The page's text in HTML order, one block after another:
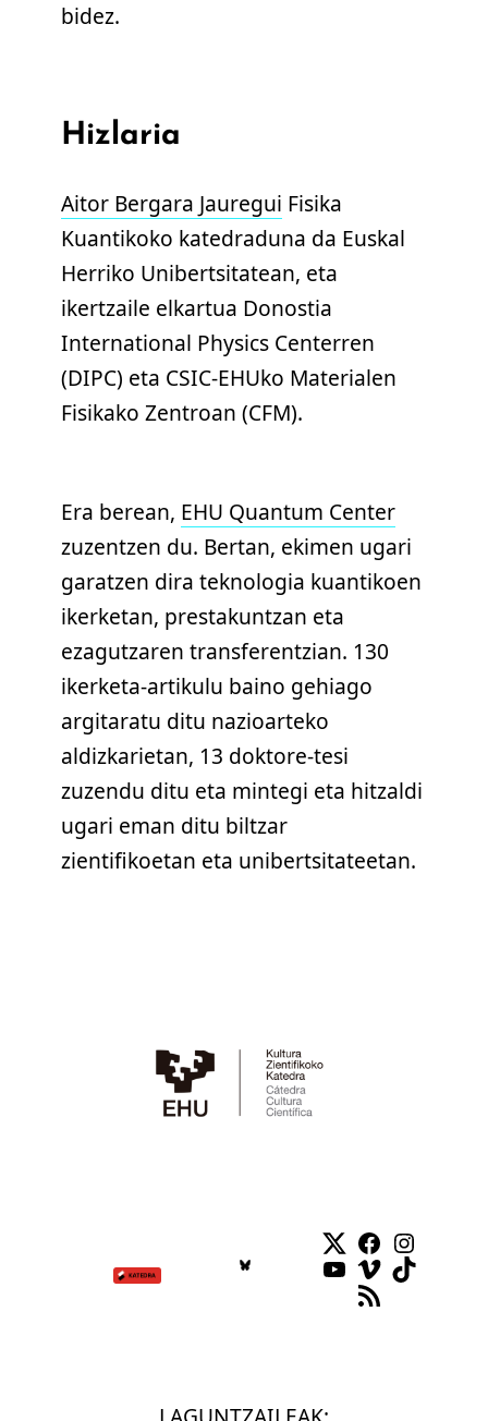
bidez.
Hizlaria
Aitor Bergara Jauregui Fisika
Kuantikoko katedraduna da Euskal
Herriko Unibertsitatean, eta
ikertzaile elkartua Donostia
International Physics Centerren
(DIPC) eta CSIC-EHUko Materialen
Fisikako Zentroan (CFM).
Era berean, EHU Quantum Center
zuzentzen du. Bertan, ekimen ugari
garatzen dira teknologia kuantikoen
ikerketan, prestakuntzan eta
ezagutzaren transferentzian. 130
ikerketa-artikulu baino gehiago
argitaratu ditu nazioarteko
aldizkarietan, 13 doktore-tesi
zuzendu ditu eta mintegi eta hitzaldi
ugari eman ditu biltzar
zientifikoetan eta unibertsitateetan.
Twitter
Facebook
YouTube
VimeoTikTok
RSS Feed